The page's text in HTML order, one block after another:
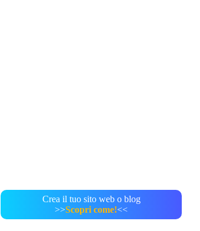
Crea il tuo sito web o blog
>>Scopri come!<<